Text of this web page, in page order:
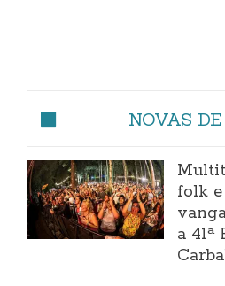
NOVAS
folk
a 41ª